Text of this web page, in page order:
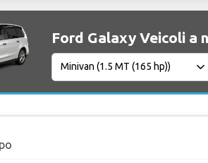
Ford Galaxy Veicoli a